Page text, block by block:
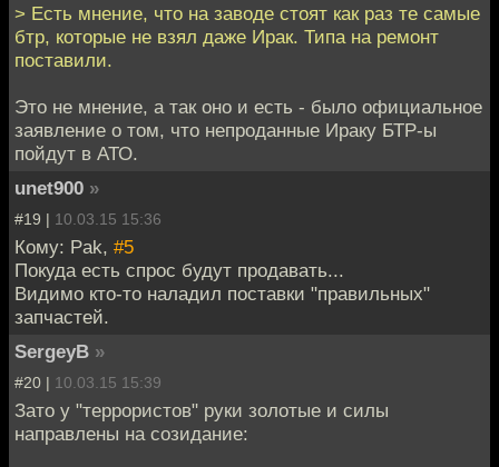
> Есть мнение, что на заводе стоят как раз те самые
бтр, которые не взял даже Ирак. Типа на ремонт
поставили.
Это не мнение, а так оно и есть - было официальное
заявление о том, что непроданные Ираку БТР-ы
пойдут в АТО.
unet900 »
#19 | 10.03.15 15:36
Кому: Pak, #5
Покуда есть спрос будут продавать...
Видимо кто-то наладил поставки "правильных"
запчастей.
SergeyB »
#20 | 10.03.15 15:39
Зато у "террористов" руки золотые и силы
направлены на созидание: